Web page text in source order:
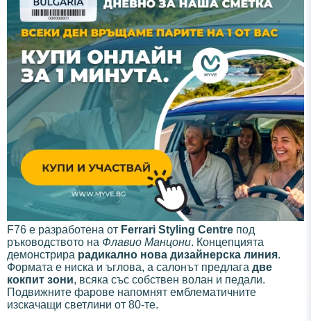
F76 е разработена от Ferrari Styling Centre под
ръководството на Флавио Манцони. Концепцията
демонстрира радикално нова дизайнерска линия.
Формата е ниска и ъглова, а салонът предлага две
кокпит зони, всяка със собствен волан и педали.
Подвижните фарове напомнят емблематичните
изскачащи светлини от 80-те.